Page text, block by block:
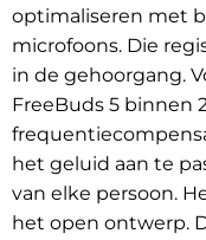
optimaliseren met
microfoons. Die
in de gehoorgang.
FreeBuds 5 binnen
het geluid aan te
van elke persoon.
het open ontwerp.